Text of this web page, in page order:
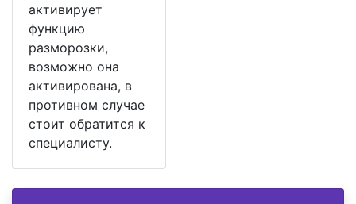
активирует
функцию
разморозки,
возможно она
активирована, в
противном случае
стоит обратится к
специалисту.